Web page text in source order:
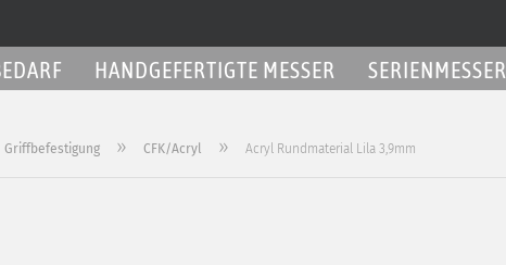
HANDGEFERTIGTE MESSER SERIENMESSER
Griffbefestigung » CFK/Acryl » Acryl Rundmaterial Lila 3,9mm